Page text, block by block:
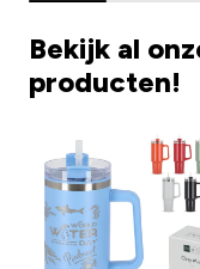
Bekijk al
producten!